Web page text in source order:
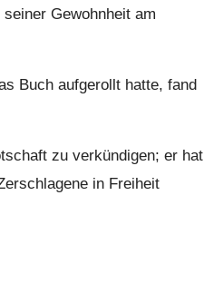
Gewohnheit am
Buch aufgerollt hatte, fand
zu verkündigen; er hat
in Freiheit